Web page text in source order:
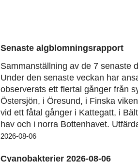
Senaste algblomningsrapport
Sammanställning av de 7 senaste
Under den senaste veckan har
observerats ett flertal gånger från
Östersjön, i Öresund, i Finska
vid ett fåtal gånger i Kattegatt, i
hav och i norra Bottenhavet.
2026-08-06
Cyanobakterier 2026-08-06